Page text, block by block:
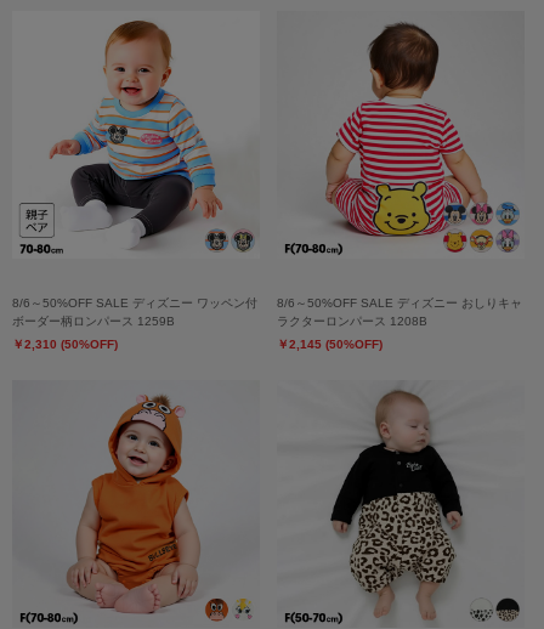
8/6～50%OFF SALE ディズニー ワッペン付
ボーダー柄ロンパース 1259B
￥2,310 (50%OFF)
8/6～50%OFF SALE ディズニー おしりキャ
ラクターロンパース 1208B
￥2,145 (50%OFF)